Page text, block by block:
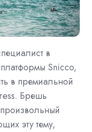
в
Snicco,
в премиальной
Брешь
эту тему,